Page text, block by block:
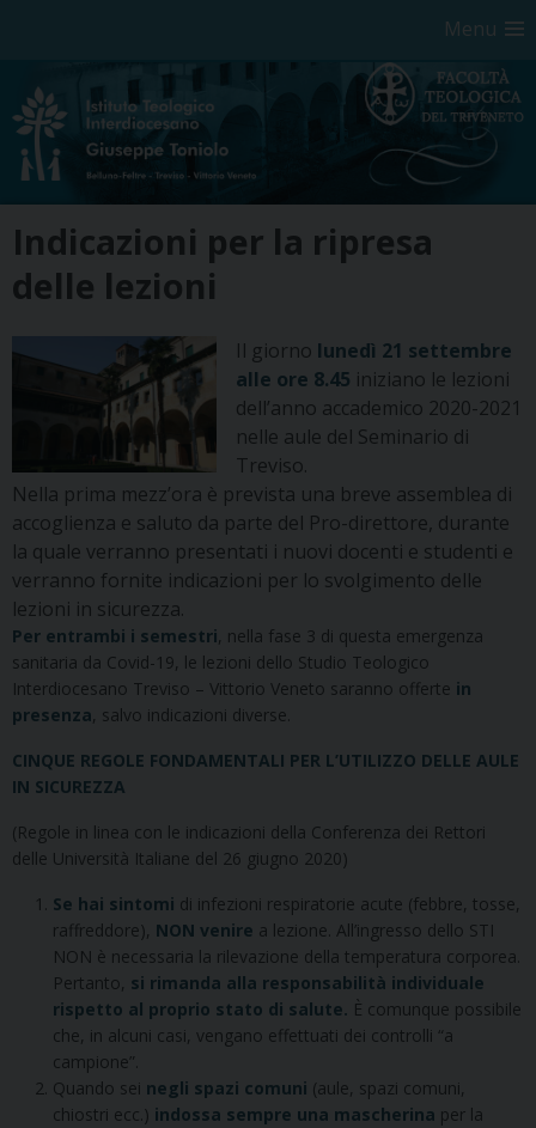
Menu
content
Indicazioni per la ripresa
delle lezioni
Il giorno lunedì 21 settembre
alle ore 8.45 iniziano le lezioni
dell’anno accademico 2020-2021
nelle aule del Seminario di
Treviso.
Nella prima mezz’ora è prevista una breve assemblea di
accoglienza e saluto da parte del Pro-direttore, durante
la quale verranno presentati i nuovi docenti e studenti e
verranno fornite indicazioni per lo svolgimento delle
lezioni in sicurezza.
Per entrambi i semestri, nella fase 3 di questa emergenza
sanitaria da Covid-19, le lezioni dello Studio Teologico
Interdiocesano Treviso – Vittorio Veneto saranno offerte in
presenza, salvo indicazioni diverse.
CINQUE REGOLE FONDAMENTALI PER L’UTILIZZO DELLE AULE
IN SICUREZZA
(Regole in linea con le indicazioni della Conferenza dei Rettori
delle Università Italiane del 26 giugno 2020)
Se hai sintomi di infezioni respiratorie acute (febbre, tosse,
raffreddore), NON venire a lezione. All’ingresso dello STI
NON è necessaria la rilevazione della temperatura corporea.
Pertanto, si rimanda alla responsabilità individuale
rispetto al proprio stato di salute. È comunque possibile
che, in alcuni casi, vengano effettuati dei controlli “a
campione”.
Quando sei negli spazi comuni (aule, spazi comuni,
chiostri ecc.) indossa sempre una mascherina per la